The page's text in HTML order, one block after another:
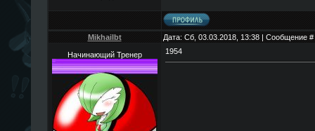
Mikhailbt Дата: Сб, 03.03.2018, 13:38 | Сообщение #
Начинающий Тренер 1954